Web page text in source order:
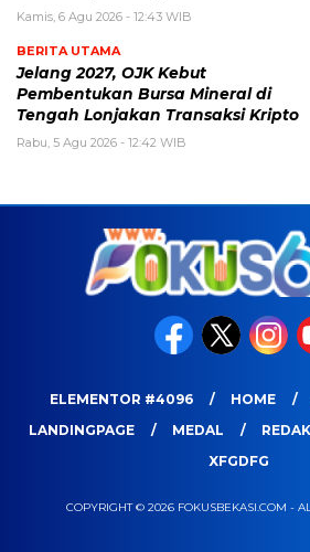
Kamis, 6 Agu 2026 - 12:43 WIB
BERITA UTAMA
Jelang 2027, OJK Kebut
Pembentukan Bursa Mineral di
Tengah Lonjakan Transaksi Kripto
Rabu, 5 Agu 2026 - 12:42 WIB
ELEMENTOR #4096 HOME
LANDINGPAGE
MEDAL
XFGDFG
COPYRIGHT © 2026 FOKUSBEKASI.COM -